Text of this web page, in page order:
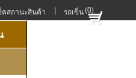
คสถานะสินค้า รถเข็น(0)